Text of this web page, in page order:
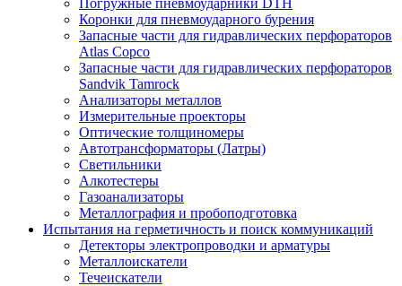
Погружные пневмоударники DTH
Коронки для пневмоударного бурения
Запасные части для гидравлических перфораторов
Atlas Copco
Запасные части для гидравлических перфораторов
Sandvik Tamrock
Анализаторы металлов
Измерительные проекторы
Оптические толщиномеры
Автотрансформаторы (Латры)
Светильники
Алкотестеры
Газоанализаторы
Металлография и пробоподготовка
Испытания на герметичность и поиск коммуникаций
Детекторы электропроводки и арматуры
Металлоискатели
Течеискатели